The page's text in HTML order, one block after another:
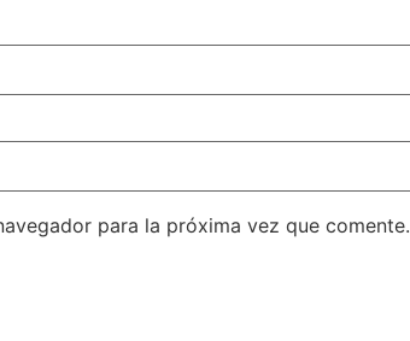
para la próxima vez que comente.